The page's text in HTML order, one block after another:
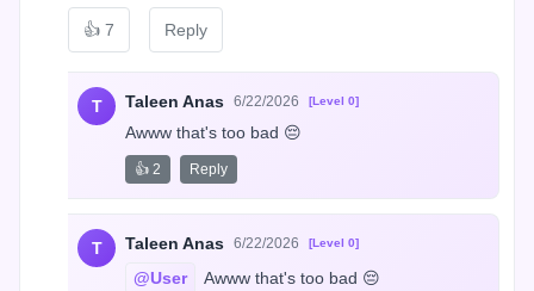
👍 7 Reply
T Taleen Anas 6/22/2026 [Level 0]
Awww that's too bad 😔
👍 2 Reply
T Taleen Anas 6/22/2026 [Level 0]
@User Awww that's too bad 😔